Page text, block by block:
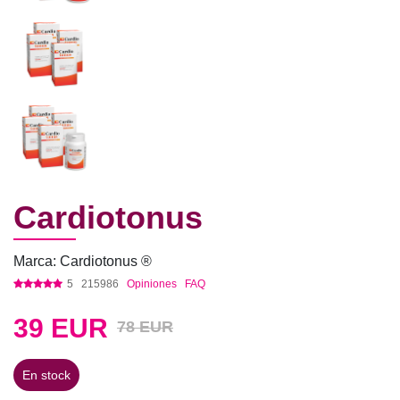
Cardiotonus
Marca: Cardiotonus ®
5 215986 Opiniones FAQ
39 EUR 78 EUR
En stock